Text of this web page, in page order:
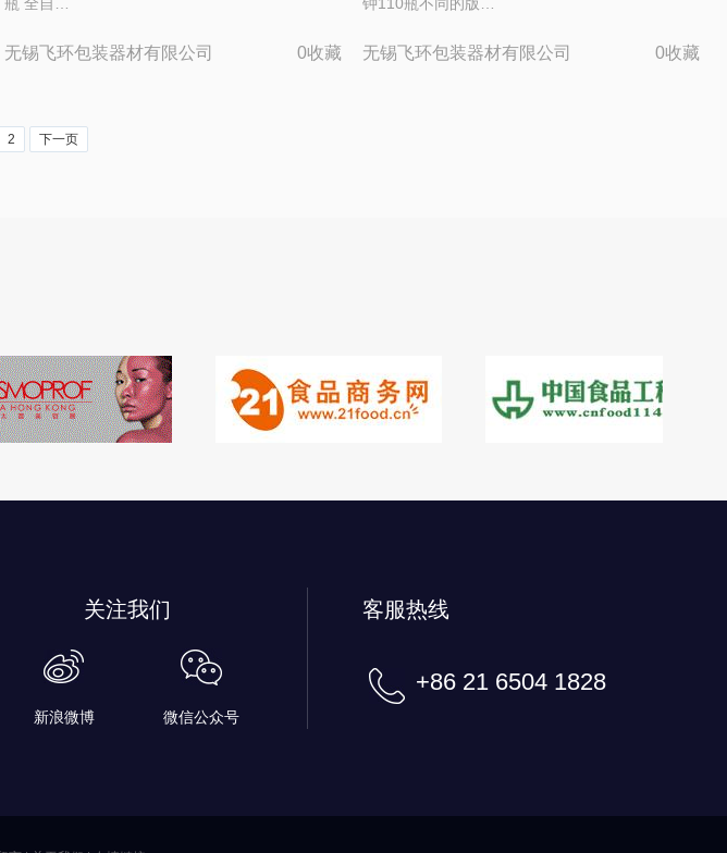
无锡飞环包装器材有限公司 0收藏 无锡飞环包装器材有限公司 0收藏
2 下一页
关注我们
新浪微博 微信公众号
客服热线
+86 21 6504 1828